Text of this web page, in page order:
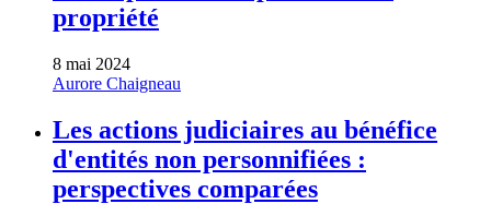
propriété
8 mai 2024
Aurore Chaigneau
Les actions judiciaires au bénéfice
d'entités non personnifiées :
perspectives comparées